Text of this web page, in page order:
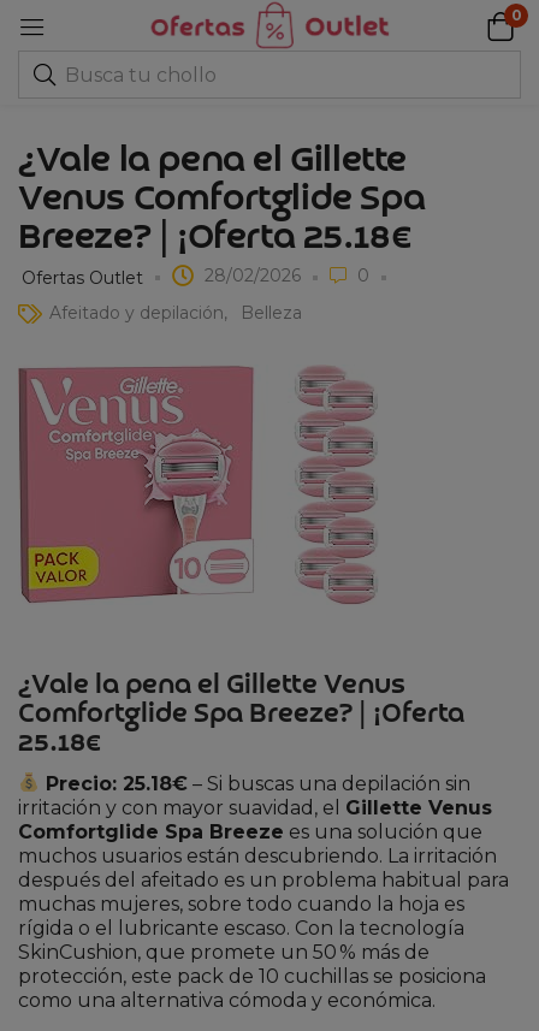
0
¿Vale la pena el Gillette
Venus Comfortglide Spa
Breeze? | ¡Oferta 25.18€
Ofertas Outlet 28/02/2026
0
Afeitado y depilación
Belleza
¿Vale la pena el Gillette Venus
Comfortglide Spa Breeze? | ¡Oferta
25.18€
Precio: 25.18€ – Si buscas una depilación sin
irritación y con mayor suavidad, el Gillette Venus
Comfortglide Spa Breeze es una solución que
muchos usuarios están descubriendo. La irritación
después del afeitado es un problema habitual para
muchas mujeres, sobre todo cuando la hoja es
rígida o el lubricante escaso. Con la tecnología
SkinCushion, que promete un 50 % más de
protección, este pack de 10 cuchillas se posiciona
como una alternativa cómoda y económica.